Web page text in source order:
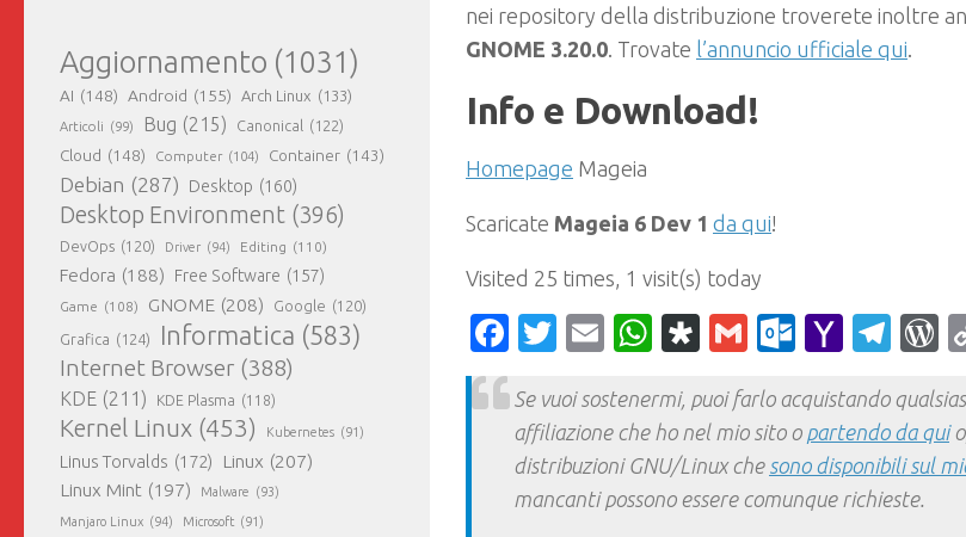
nei repository della distribuzione troverete inoltre
GNOME 3.20.0. Trovate l’annuncio ufficiale qui.
Info e Download!
Homepage Mageia
Scaricate Mageia 6 Dev 1 da qui!
Visited 25 times, 1 visit(s) today
Facebook
Twitter
EmailWhatsApp
Diaspora
Gmail Yahoo
Se vuoi sostenermi, puoi farlo acquistando
affiliazione che ho nel mio sito o partendo da qui
distribuzioni GNU/Linux che sono disponibili sul
mancanti possono essere comunque richieste.
Aggiornamento (1031)
AI (148) Android (155) Arch Linux (133)
Articoli (99) Bug (215) Canonical (122)
Cloud (148) Computer (104) Container (143)
Debian (287) Desktop (160)
Desktop Environment (396)
DevOps (120) Driver (94) Editing (110)
Fedora (188) Free Software (157)
Game (108) GNOME (208) Google (120)
Grafica (124) Informatica (583)
Internet Browser (388)
KDE (211) KDE Plasma (118)
Kernel Linux (453) Kubernetes (91)
Linus Torvalds (172) Linux (207)
Linux Mint (197) Malware (93)
Manjaro Linux (94) Microsoft (91)